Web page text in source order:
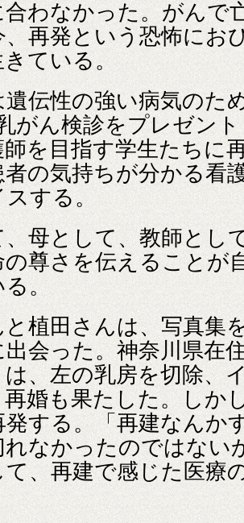
合わなかった。がんで
、再発という恐怖にお
きている。
伝性の強い病気のた
がん検診をプレゼン
を目指す学生たちに
の気持ちが分かる看
する。
母として、教師とし
の尊さを伝えることが
。
植田さんは、写真集
会った。神奈川県在
は、左の乳房を切除、
婚も果たした。しか
発する。「再建なんか
れなかったのではない
、再建で感じた医療